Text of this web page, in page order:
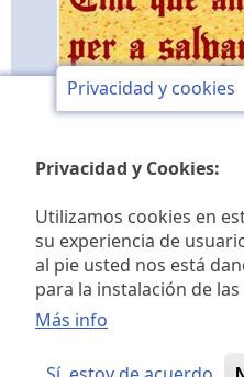
Club de
estudios
Privacidad y cookies
Privacidad y Cookies:
Utilizamos cookies en
su experiencia de
al pie usted nos está
para la instalación de
Más info